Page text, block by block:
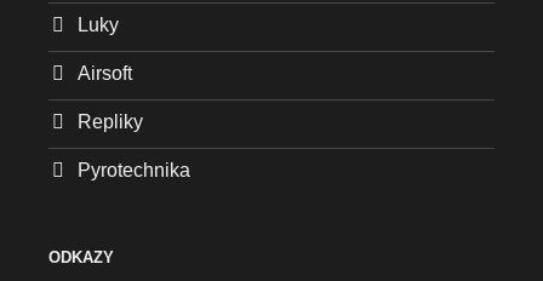
Luky
Airsoft
Repliky
Pyrotechnika
ODKAZY